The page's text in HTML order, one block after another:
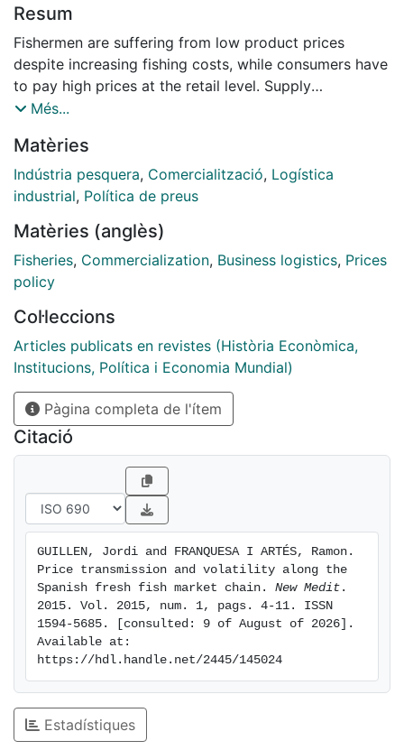
Resum
Fishermen are suffering from low product prices
despite increasing fishing costs, while consumers have
to pay high prices at the retail level. Supply
concentration at the retail level and increased fish
towards retail market power. Analyzing price
transmission in supply chains is important because
imperfect price transmission may be a result of market
the market chain is examined for the Spanish fresh fish
market using weekly prices of 10 fresh fish products in
the main 3 stages of the market chain (ex-vessel,
Més...
Matèries
Indústria pesquera, Comercialització, Logística
industrial, Política de preus
Matèries (anglès)
Fisheries, Commercialization, Business logistics, Prices
policy
Col·leccions
Articles publicats en revistes (Història Econòmica,
Institucions, Política i Economia Mundial)
Pàgina completa de l'ítem
Citació
GUILLEN, Jordi and FRANQUESA I ARTÉS, Ramon.
Price transmission and volatility along the
Spanish fresh fish market chain. New Medit .
2015. Vol. 2015, num. 1, pags. 4-11. ISSN
1594-5685. [consulted: 9 of August of 2026].
Available at:
https://hdl.handle.net/2445/145024
Estadístiques